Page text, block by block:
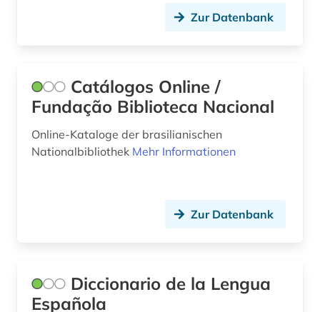
sozialwissenschaften (5)
spanien (9)
spanisch (7)
sprachenlernen (1)
Zur Datenbank
Catálogos Online /
Fundação Biblioteca Nacional
Online-Kataloge der brasilianischen
Nationalbibliothek Mehr Informationen
Zur Datenbank
Diccionario de la Lengua
Española